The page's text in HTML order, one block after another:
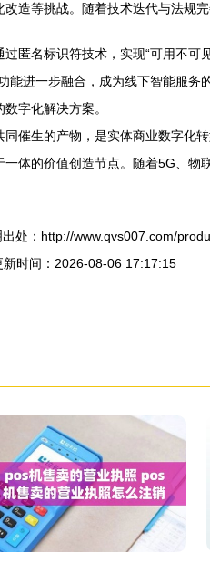
造等挑战。随着技术迭代与法规
匿名标识符技术，实现“可用不可见
进一步融合，成为线下智能服务
字化解决方案。
催生的产物，是实体商业数字化
体的价值创造节点。随着5G、
处：http://www.qvs007.com/
新时间：2026-08-06 17:17:15